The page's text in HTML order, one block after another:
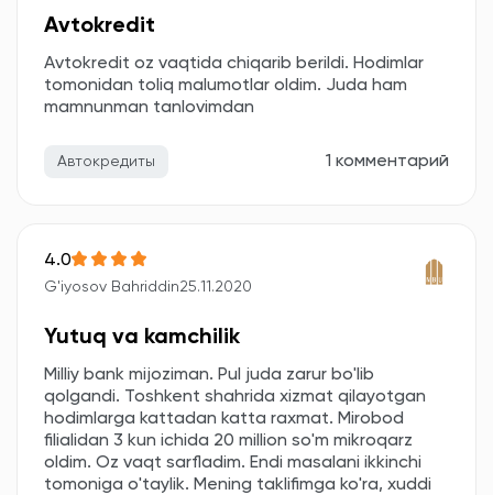
Avtokredit
Avtokredit oz vaqtida chiqarib berildi. Hodimlar
tomonidan toliq malumotlar oldim. Juda ham
mamnunman tanlovimdan
Автокредиты 1 комментарий
4.0
G'iyosov Bahriddin25.11.2020
Yutuq va kamchilik
Milliy bank mijoziman. Pul juda zarur bo'lib
qolgandi. Toshkent shahrida xizmat qilayotgan
hodimlarga kattadan katta raxmat. Mirobod
filialidan 3 kun ichida 20 million so'm mikroqarz
oldim. Oz vaqt sarfladim. Endi masalani ikkinchi
tomoniga o'taylik. Mening taklifimga ko'ra, xuddi